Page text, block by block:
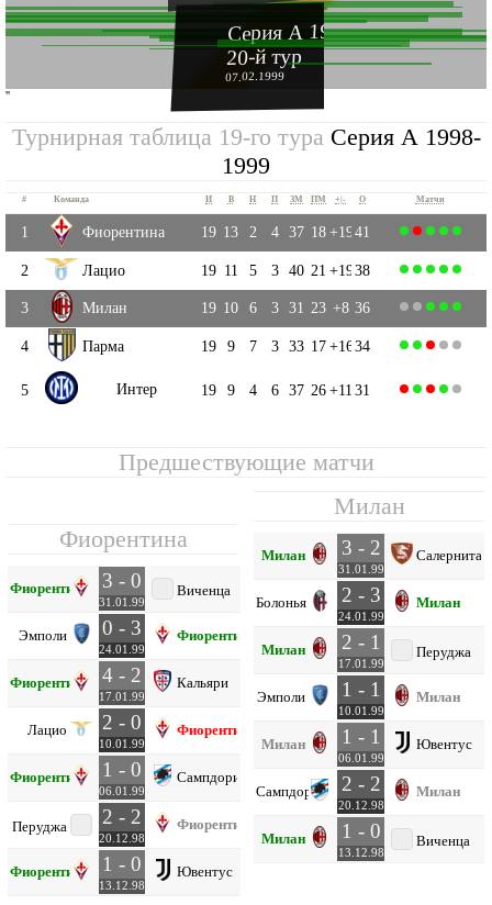
Серия А 1998-1999
20-й тур
07.02.1999
''
Турнирная таблица 19-го тура Серия А 1998-
1999
# Команда И В Н П ЗМ ПМ +|- О Матчи
1 Фиорентина 19 13 2 4 37 18+1941
2 Лацио 19 11 5 3 40 21 +1938
3 Милан 19 10 6 3 31 23 +8 36
4 Парма 19 9 7 3 33 17+1634
5 Интер 19 9 4 6 37 26+11 31
Предшествующие матчи
Фиорентина
Фиорентина 3 - 0
31.01.99
Виченца
Эмполи 0 - 3
24.01.99
Фиорентина
Фиорентина 4 - 2
17.01.99
Кальяри
Лацио 2 - 0
10.01.99
Фиорентина
Фиорентина 1 - 0
06.01.99
Сампдория
Перуджа 2 - 2
20.12.98
Фиорентина
Фиорентина 1 - 0
13.12.98
Ювентус
Милан
Милан 3 - 2
31.01.99
Болонья 2 - 3
24.01.99
Милан
Милан 2 - 1
17.01.99
Перуджа
Эмполи 1 - 1
10.01.99
Милан
Милан 1 - 1
06.01.99
Ювентус
Сампдория 2 - 2
20.12.98
Милан
Милан 1 - 0
13.12.98
Виченца